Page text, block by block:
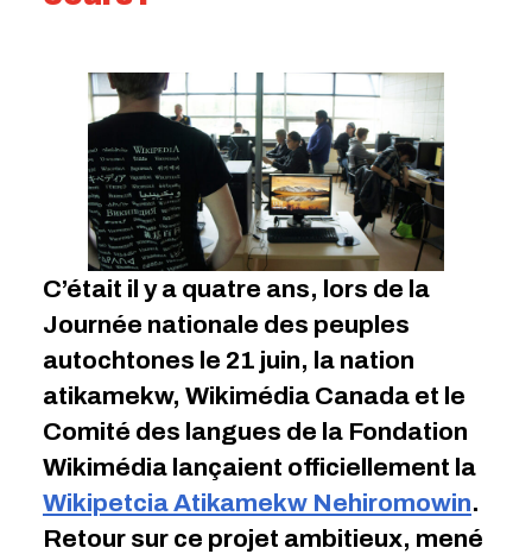
C’était il y a quatre ans, lors de la
Journée nationale des peuples
autochtones le 21 juin, la nation
atikamekw, Wikimédia Canada et le
Comité des langues de la Fondation
Wikimédia lançaient officiellement la
Wikipetcia Atikamekw Nehiromowin.
Retour sur ce projet ambitieux, mené